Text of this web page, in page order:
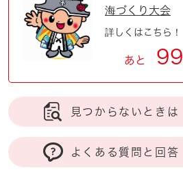
海づくり大会
詳しくはこちら！
あと 99
見つからないときは
よくある質問と回答